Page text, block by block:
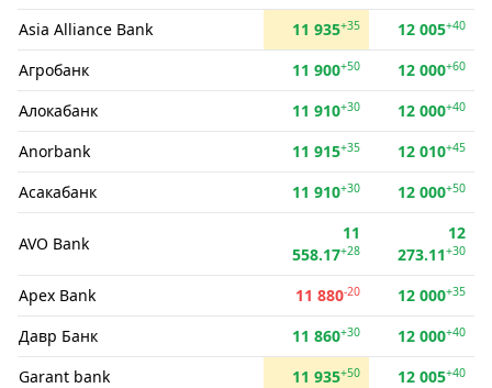
Asia Alliance Bank
11 935+35 12 005+40
Агробанк 11 900+50 12 000+60
Алокабанк 11 910+30 12 000+40
Anorbank 11 915+35 12 010+45
Асакабанк 11 910+30 12 000+50
AVO Bank
11
558.17+28
12
273.11+30
Apex Bank 11 880-20 12 000+35
Давр Банк 11 860+30 12 000+40
Garant bank 11 935+50 12 005+40